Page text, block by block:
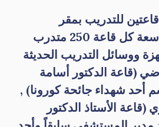
للتدريب بمقر
العيادات الخارجية سعة كل قاعة 250 متدرب
ووسائل التدريب الحديثة
(قاعة الدكتور أسامة
أحد شهداء جائحة كورونا) ,
(قاعة الأستاذ الدكتور